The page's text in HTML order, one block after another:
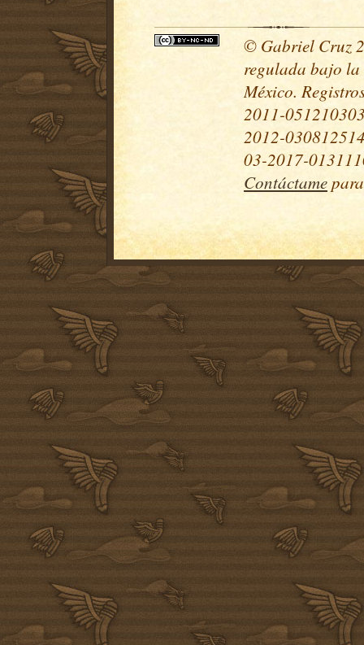
© Gabriel Cruz
regulada bajo la
México.
2011-
2012-
03-2017-
Contáctame